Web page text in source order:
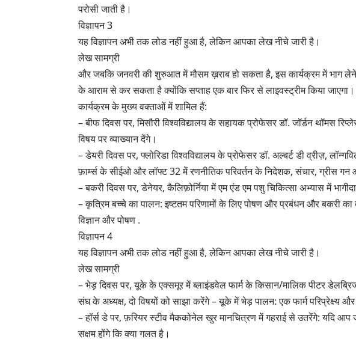
परोसी जाती है।
विज्ञापन 3
यह विज्ञापन अभी तक लोड नहीं हुआ है, लेकिन आपका लेख नीचे जारी है।
लेख सामग्री
और जबकि जनवरी की शुरुआत में मौसम ख़राब हो सकता है, इस कार्यक्रम में भाग
के आराम से कर सकता है क्योंकि सप्ताह एक बार फिर से लाइवस्ट्रीम किया जाएगा।
कार्यक्रम के मुख्य वक्ताओं में शामिल हैं:
– बीफ दिवस पर, मिसौरी विश्वविद्यालय के सहायक प्रोफेसर डॉ. जॉर्डन थॉमस
विषय पर व्याख्यान देंगे।
– डेयरी दिवस पर, फ्लोरिडा विश्वविद्यालय के प्रोफेसर डॉ. अल्बर्ट डी व्रीज़,
फ़ार्म्स के सीईओ और लॉफ्ट 32 में रणनीतिक परिवर्तन के निदेशक, संचार, ग्रीस
– बकरी दिवस पर, डेनेयर, कैलिफ़ोर्निया में एम एंड एम पशु चिकित्सा अभ्यास में
– कृत्रिम बच्चे का पालन: इष्टतम परिणामों के लिए पोषण और प्रबंधन और
विज्ञान और पोषण .
विज्ञापन 4
यह विज्ञापन अभी तक लोड नहीं हुआ है, लेकिन आपका लेख नीचे जारी है।
लेख सामग्री
– भेड़ दिवस पर, यूके के एक्समूर में ब्लाइंडवेल फार्म के किसान/मालिक पीटर
संघ के अध्यक्ष, दो विषयों को साझा करेंगे – यूके में भेड़ पालन: एक फार्म परिप्रेक्ष्य और
– हॉर्स डे पर, फ़रियर स्टीव मैककोनेल खुर मानचित्रण में गहराई से उतरेंगे: यदि
सक्षम होंगे कि क्या गलत है।